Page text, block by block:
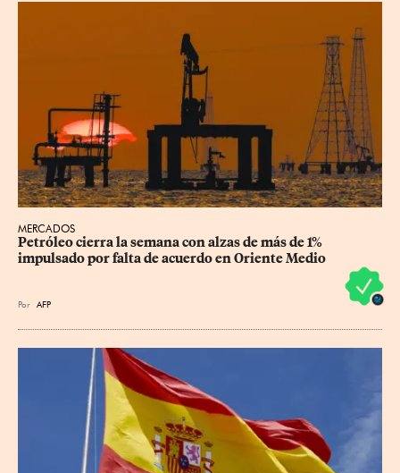
MERCADOS
Petróleo cierra la semana con alzas de más de 1%
impulsado por falta de acuerdo en Oriente Medio
Por AFP